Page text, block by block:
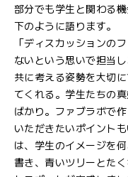
部分でも学生と関わる
下のように語ります。
「ディスカッションの
ないという思いで担当
共に考える姿勢を大切
てくれる。学生たちの
ばかり。ファブラボで
いただきたいポイント
は、学生のイメージを
書き、青いツリーとた